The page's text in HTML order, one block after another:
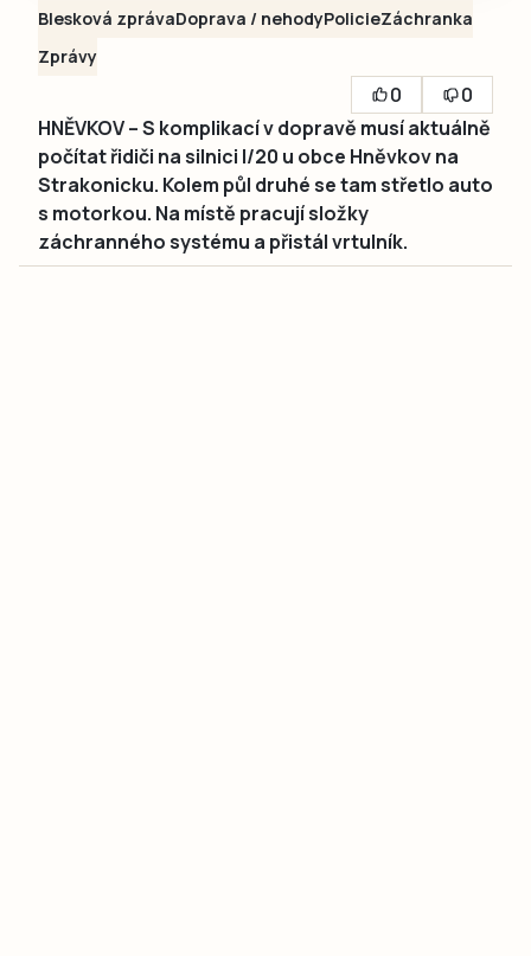
Blesková zprávaDoprava / nehodyPolicieZáchranka
Zprávy
0
0
HNĚVKOV – S komplikací v dopravě musí aktuálně
počítat řidiči na silnici I/20 u obce Hněvkov na
Strakonicku. Kolem půl druhé se tam střetlo auto
s motorkou. Na místě pracují složky
záchranného systému a přistál vrtulník.